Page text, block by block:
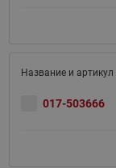
017-503666